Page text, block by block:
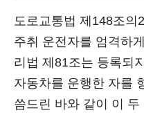
도로교통법 제148조의
주취 운전자를 엄격하
리법 제81조는 등록되
자동차를 운행한 자를
씀드린 바와 같이 이